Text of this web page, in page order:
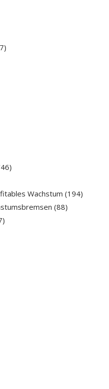
Wachstum (194)
(88)